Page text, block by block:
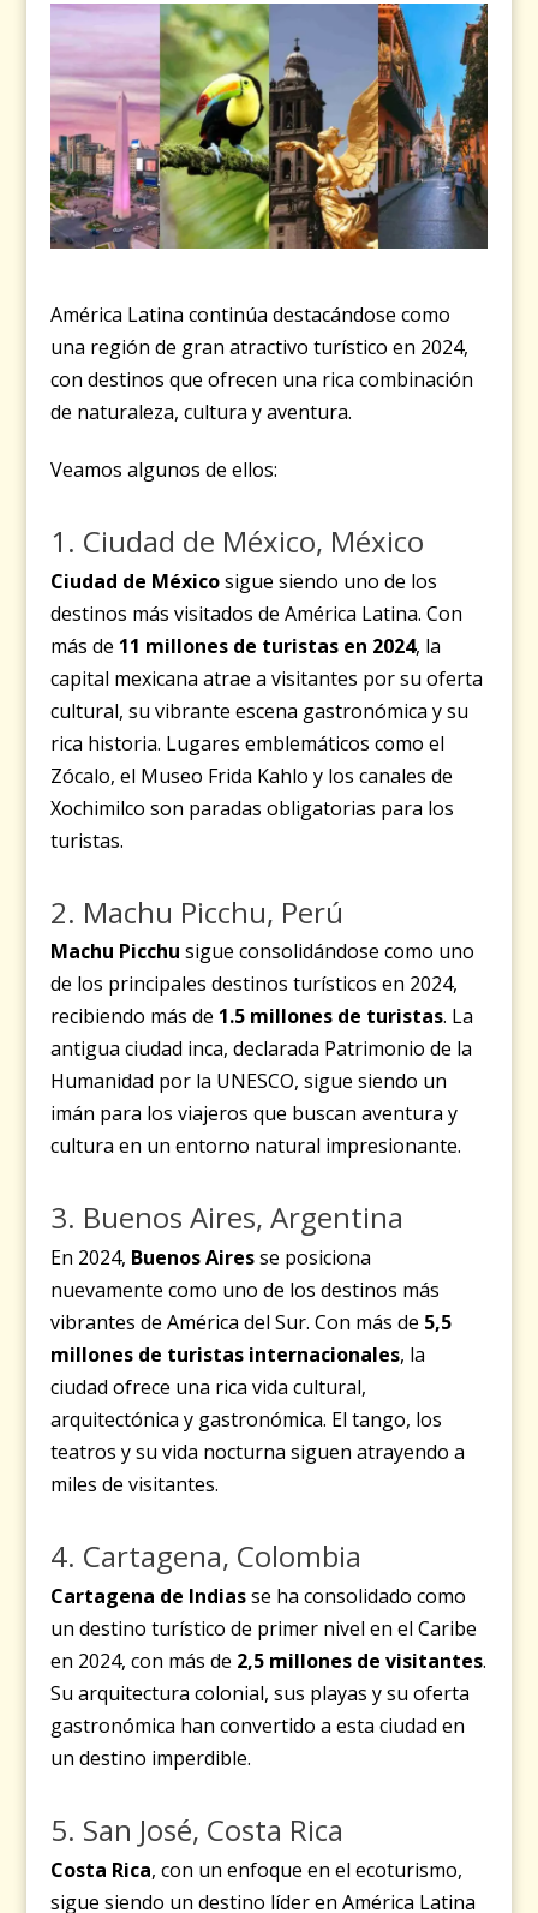
América Latina continúa destacándose como
una región de gran atractivo turístico en 2024,
con destinos que ofrecen una rica combinación
de naturaleza, cultura y aventura.
Veamos algunos de ellos:
1. Ciudad de México, México
Ciudad de Méxicosigue siendo uno de los
destinos más visitados de América Latina. Con
más de 11 millones de turistas en 2024, la
capital mexicana atrae a visitantes por su oferta
cultural, su vibrante escena gastronómica y su
rica historia. Lugares emblemáticos como el
Zócalo, el Museo Frida Kahlo y los canales de
Xochimilco son paradas obligatorias para los
turistas.
2. Machu Picchu, Perú
Machu Picchu sigue consolidándose como uno
de los principales destinos turísticos en 2024,
recibiendo más de 1.5 millones de turistas. La
antigua ciudad inca, declarada Patrimonio de la
Humanidad por la UNESCO, sigue siendo un
imán para los viajeros que buscan aventura y
cultura en un entorno natural impresionante.
3. Buenos Aires, Argentina
En 2024, Buenos Airesse posiciona
nuevamente como uno de los destinos más
vibrantes de América del Sur. Con más de 5,5
millones de turistas internacionales, la
ciudad ofrece una rica vida cultural,
arquitectónica y gastronómica. El tango, los
teatros y su vida nocturna siguen atrayendo a
miles de visitantes.
4. Cartagena, Colombia
Cartagena de Indiasse ha consolidado como
un destino turístico de primer nivel en el Caribe
en 2024, con más de 2,5 millones de visitantes.
Su arquitectura colonial, sus playas y su oferta
gastronómica han convertido a esta ciudad en
un destino imperdible.
5. San José, Costa Rica
Costa Rica, con un enfoque en el ecoturismo,
sigue siendo un destino líder en América Latina